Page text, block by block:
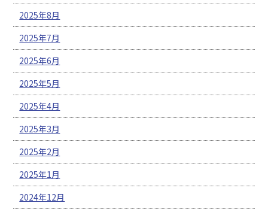
2025年8月
2025年7月
2025年6月
2025年5月
2025年4月
2025年3月
2025年2月
2025年1月
2024年12月